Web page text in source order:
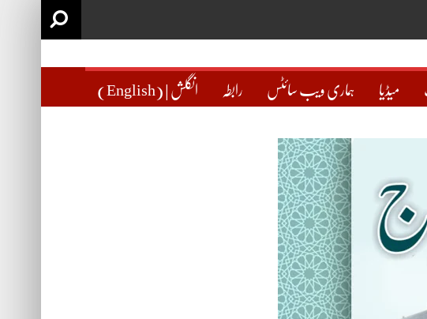
میڈیا ہماری ویب سائٹس رابطہ (English) | انگلش